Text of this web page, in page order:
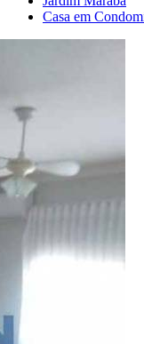
Casa em